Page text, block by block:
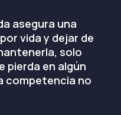
asegura una
vida y dejar de
solo
pierda en algún
competencia no